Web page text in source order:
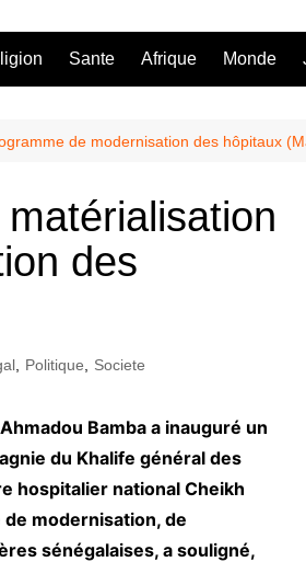
Sante Afrique Monde
de modernisation des hôpitaux
des
Politique Societe
Bamba a inauguré un
du Khalife général des
hospitalier national Cheikh
modernisation, de
sénégalaises, a souligné,